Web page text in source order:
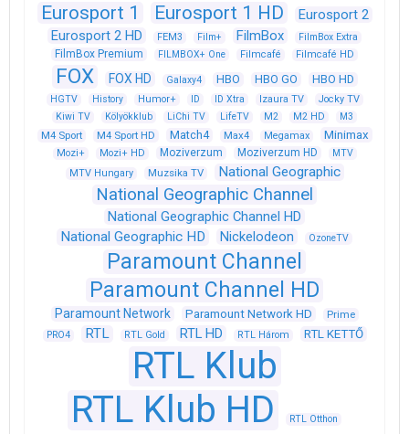
Eurosport 1 Eurosport 1 HD
Eurosport 2
Eurosport 2 HD
FEM3 Film+ FilmBox FilmBox Extra
FilmBox Premium FILMBOX+ One Filmcafé Filmcafé HD
FOX FOX HD Galaxy4 HBO HBO GO HBO HD
HGTV History Humor+ ID ID Xtra Izaura TV
Jocky TV
Kiwi TV
Kölyökklub LiChi TV LifeTV M2 M2 HD M3
M4 Sport M4 Sport HD Match4 Max4 Megamax Minimax
Mozi+ Mozi+ HD Moziverzum Moziverzum HD
MTV
MTV Hungary
Muzsika TV National Geographic
National Geographic Channel
National Geographic Channel HD
National Geographic HD
Nickelodeon OzoneTV
Paramount Channel
Paramount Channel HD
Paramount Network Paramount Network HD Prime
PRO4 RTL RTL Gold RTL HD RTL Három RTL KETTŐ
RTL Klub
RTL Klub HD
RTL Otthon